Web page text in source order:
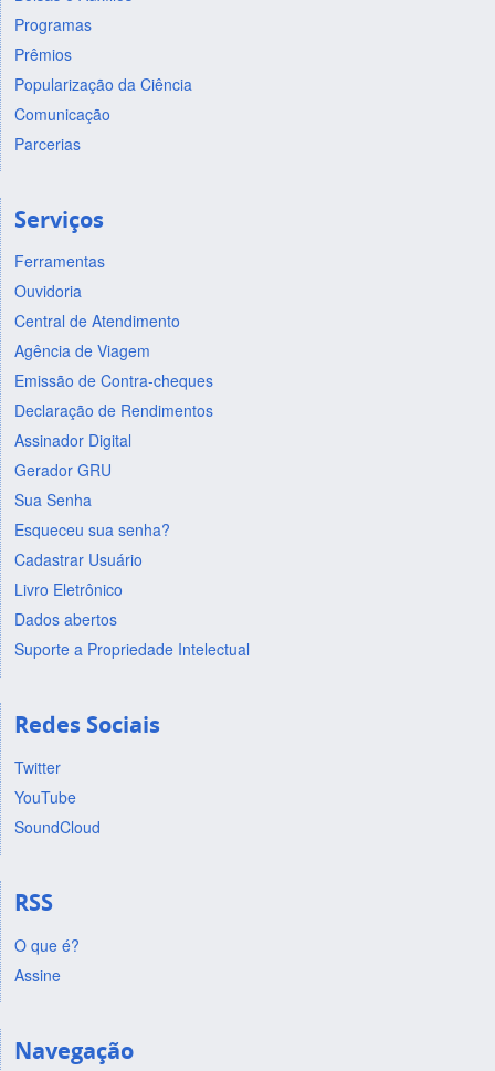
Programas
Prêmios
Popularização da Ciência
Comunicação
Parcerias
Serviços
Ferramentas
Ouvidoria
Central de Atendimento
Agência de Viagem
Emissão de Contra-cheques
Declaração de Rendimentos
Assinador Digital
Gerador GRU
Sua Senha
Esqueceu sua senha?
Cadastrar Usuário
Livro Eletrônico
Dados abertos
Suporte a Propriedade Intelectual
Redes Sociais
Twitter
YouTube
SoundCloud
RSS
O que é?
Assine
Navegação